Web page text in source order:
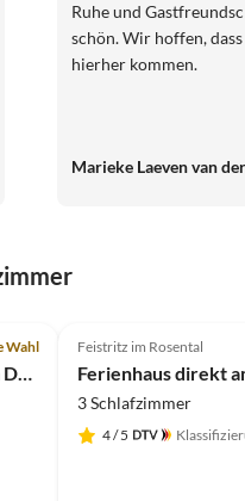
Ruhe und
schön. Wir hoffen,
hierher kommen.
Marieke Laeven van
Wahl Feistritz im Rosental
3 Schlafzimmer
4/ 5